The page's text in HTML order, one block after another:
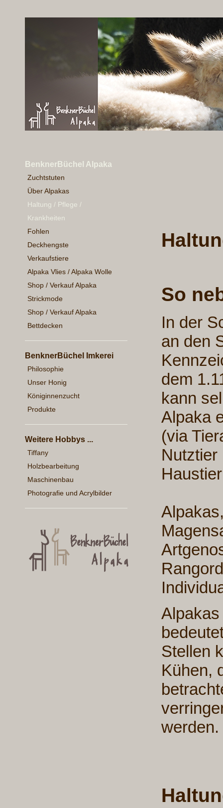
BenknerBüchel Alpaka
Zuchtstuten
Über Alpakas
Haltung / Pflege /
Krankheiten
Fohlen
Deckhengste
Verkaufstiere
Alpaka Vlies / Alpaka Wolle
Shop / Verkauf Alpaka
Strickmode
Shop / Verkauf Alpaka
Bettdecken
BenknerBüchel Imkerei
Philosophie
Unser Honig
Königinnenzucht
Produkte
Weitere Hobbys ...
Tiffany
Holzbearbeitung
Maschinenbau
Photografie und Acrylbilder
So
In der
an den
dem
kann
Alpaka
(via
Nutztier
Stellen
Kühen,
werden.